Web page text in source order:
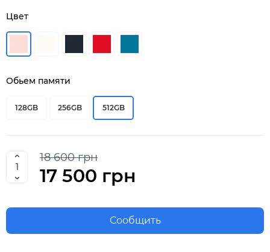
Цвет
Обьем памяти
128GB 256GB 512GB
18 600 грн
17 500 грн
Сообщить